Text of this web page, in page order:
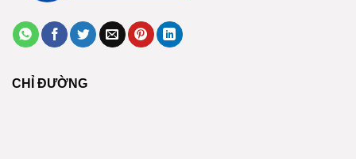
CHỈ ĐƯỜNG